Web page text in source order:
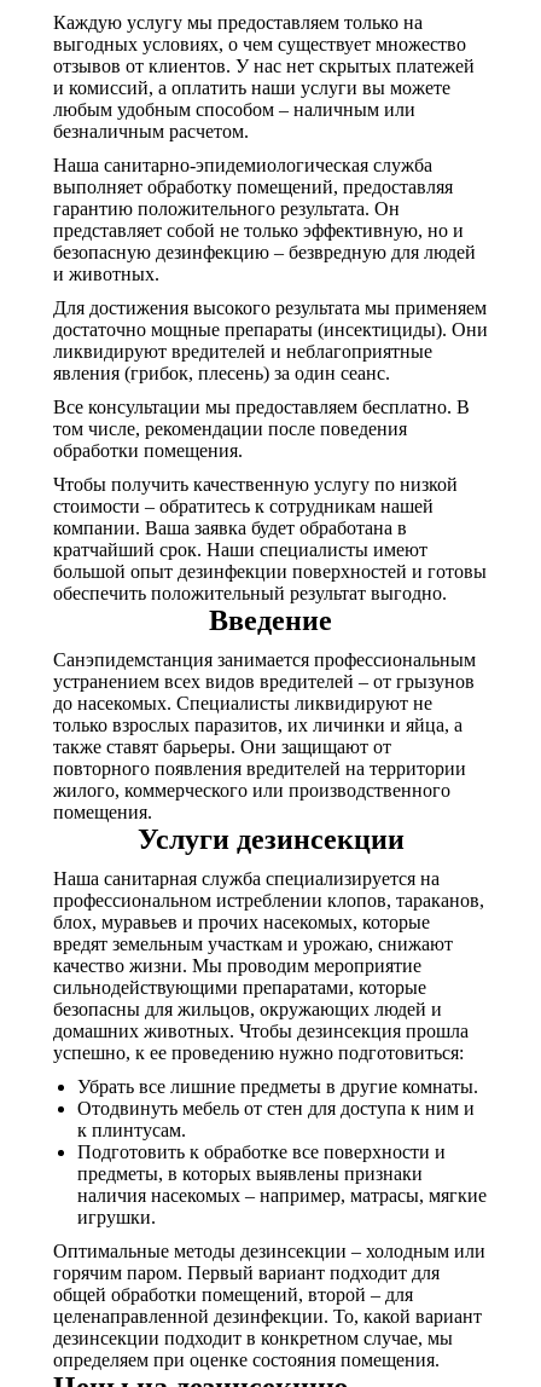
Каждую услугу мы предоставляем только на
выгодных условиях, о чем существует множество
отзывов от клиентов. У нас нет скрытых платежей
и комиссий, а оплатить наши услуги вы можете
любым удобным способом – наличным или
безналичным расчетом.
Наша санитарно-эпидемиологическая служба
выполняет обработку помещений, предоставляя
гарантию положительного результата. Он
представляет собой не только эффективную, но и
безопасную дезинфекцию – безвредную для людей
и животных.
Для достижения высокого результата мы применяем
достаточно мощные препараты (инсектициды). Они
ликвидируют вредителей и неблагоприятные
явления (грибок, плесень) за один сеанс.
Все консультации мы предоставляем бесплатно. В
том числе, рекомендации после поведения
обработки помещения.
Чтобы получить качественную услугу по низкой
стоимости – обратитесь к сотрудникам нашей
компании. Ваша заявка будет обработана в
кратчайший срок. Наши специалисты имеют
большой опыт дезинфекции поверхностей и готовы
обеспечить положительный результат выгодно.
Введение
Санэпидемстанция занимается профессиональным
устранением всех видов вредителей – от грызунов
до насекомых. Специалисты ликвидируют не
только взрослых паразитов, их личинки и яйца, а
также ставят барьеры. Они защищают от
повторного появления вредителей на территории
жилого, коммерческого или производственного
помещения.
Услуги дезинсекции
Наша санитарная служба специализируется на
профессиональном истреблении клопов, тараканов,
блох, муравьев и прочих насекомых, которые
вредят земельным участкам и урожаю, снижают
качество жизни. Мы проводим мероприятие
сильнодействующими препаратами, которые
безопасны для жильцов, окружающих людей и
домашних животных. Чтобы дезинсекция прошла
успешно, к ее проведению нужно подготовиться:
Убрать все лишние предметы в другие комнаты.
Отодвинуть мебель от стен для доступа к ним и
к плинтусам.
Подготовить к обработке все поверхности и
предметы, в которых выявлены признаки
наличия насекомых – например, матрасы, мягкие
игрушки.
Оптимальные методы дезинсекции – холодным или
горячим паром. Первый вариант подходит для
общей обработки помещений, второй – для
целенаправленной дезинфекции. То, какой вариант
дезинсекции подходит в конкретном случае, мы
определяем при оценке состояния помещения.